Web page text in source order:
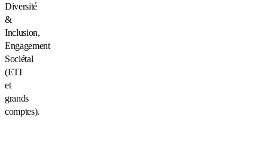
Diversité
&
Inclusion,
Engagement
Sociétal
(ETI
et
grands
comptes).